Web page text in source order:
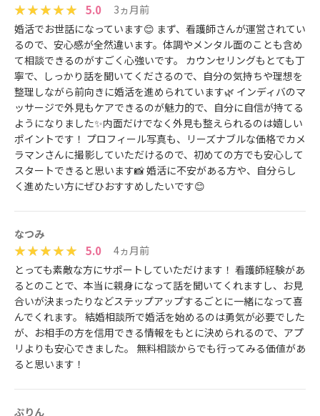
5.0
3ヵ月前
婚活でお世話になっています😊 まず、看護師さんが運営されてい
るので、安心感が全然違います。体調やメンタル面のことも含め
て相談できるのがすごく心強いです。 カウンセリングもとても丁
寧で、しっかり話を聞いてくださるので、自分の気持ちや理想を
整理しながら前向きに婚活を進められています🌿 インディバのマ
ッサージで外見もケアできるのが魅力的で、自分に自信が持てる
ようになりました✨内面だけでなく外見も整えられるのは嬉しい
ポイントです！ プロフィール写真も、リーズナブルな価格でカメ
ラマンさんに撮影していただけるので、初めての方でも安心して
スタートできると思います📸 婚活に不安がある方や、自分らし
く進めたい方にぜひおすすめしたいです😊
なつみ
5.0
4ヵ月前
とっても素敵な方にサポートしていただけます！ 看護師経験があ
るとのことで、本当に親身になって話を聞いてくれますし、お見
合いが決まったりなどステップアップするごとに一緒になって喜
んでくれます。 結婚相談所で婚活を始めるのは勇気が必要でした
が、お相手の方を信用できる情報をもとに決められるので、アプ
リよりも安心できました。 無料相談からでも行ってみる価値があ
ると思います！
ぷりん